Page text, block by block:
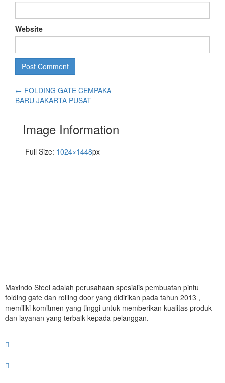
Website
← FOLDING GATE CEMPAKA
BARU JAKARTA PUSAT
Image Information
Full Size: 1024×1448px
Maxindo Steel adalah perusahaan spesialis pembuatan pintu
folding gate dan rolling door yang didirikan pada tahun 2013 ,
memiliki komitmen yang tinggi untuk memberikan kualitas produk
dan layanan yang terbaik kepada pelanggan.